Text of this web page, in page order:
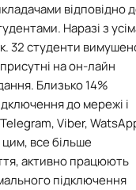
відповідно
Наразі з
32 студенти
на он-лайн
Близько 14%
до мережі і
Viber,
все більше
активно працюють
підключення